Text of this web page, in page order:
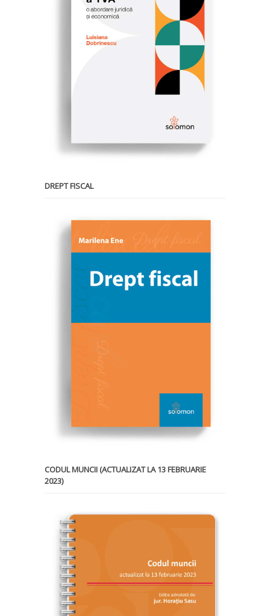
DREPT FISCAL
CODUL MUNCII (ACTUALIZAT LA 13 FEBRUARIE
2023)